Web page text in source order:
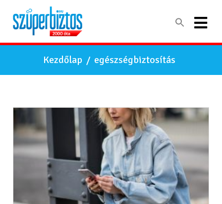
Kezdőlap / egészségbiztosítás